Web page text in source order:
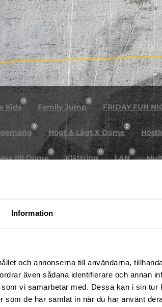
Information
och annonserna till användarna,
även sådana identifierare och annan
vi samarbetar med. Dessa kan i sin tur
som de har samlat in när du har använt
Kids
0
Family Jump
0
FRIDAY FUN
0
Högt & Lågt X Dome
0
till Dome
0
Klättring
0
LAN
0
kom tillbaka senare!